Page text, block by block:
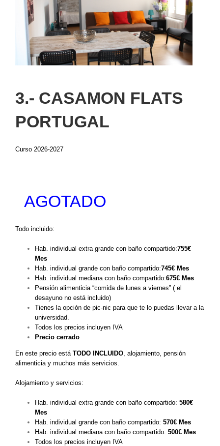
3.- CASAMON FLATS
PORTUGAL
Curso 2026-2027
AGOTADO
Todo incluido:
Hab. individual extra grande con baño compartido:755€
Mes
Hab. individual grande con baño compartido:745€ Mes
Hab. individual mediana con baño compartido:675€ Mes
Pensión alimenticia “comida de lunes a viernes” ( el
desayuno no está incluido)
Tienes la opción de pic-nic para que te lo puedas llevar a la
universidad.
Todos los precios incluyen IVA
Precio cerrado
En este precio está TODO INCLUIDO , alojamiento, pensión
alimenticia y muchos más servicios.
Alojamiento y servicios:
Hab. individual extra grande con baño compartido: 580€
Mes
Hab. individual grande con baño compartido: 570€ Mes
Hab. individual mediana con baño compartido: 500€ Mes
Todos los precios incluyen IVA